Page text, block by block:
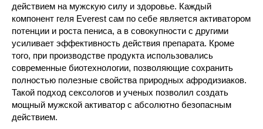
действием на мужскую силу и здоровье. Каждый
компонент геля Everest сам по себе является активатором
потенции и роста пениса, а в совокупности с другими
усиливает эффективность действия препарата. Кроме
того, при производстве продукта использовались
современные биотехнологии, позволяющие сохранить
полностью полезные свойства природных афродизиаков.
Такой подход сексологов и ученых позволил создать
мощный мужской активатор с абсолютно безопасным
действием.